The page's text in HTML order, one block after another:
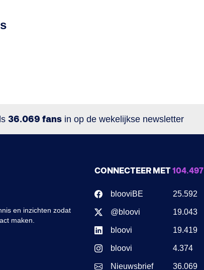
36.069 fans in op de wekelijkse newsletter
en inzichten zodat
maken.
CONNECTEER MET104.497
blooviBE 25.592
@bloovi 19.043
bloovi 19.419
bloovi 4.374
Nieuwsbrief 36.069